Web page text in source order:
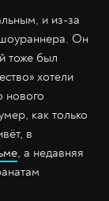
и из-за
Он
тоже был
хотели
нового
как только
в
, а недавняя